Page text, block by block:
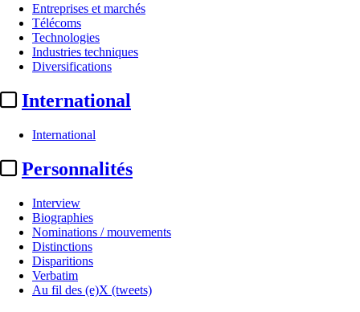
Entreprises et marchés
Télécoms
Technologies
Industries techniques
Diversifications
International
International
Personnalités
Interview
Biographies
Nominations / mouvements
Distinctions
Disparitions
Verbatim
Au fil des (e)X (tweets)